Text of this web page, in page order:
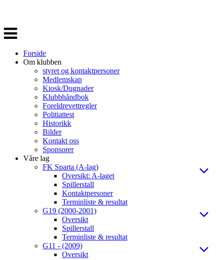
Veksle
navigasjon
Forside
Om klubben
styret og kontaktpersoner
Medlemskap
Kiosk/Dugnader
Klubbhåndbok
Foreldrevettregler
Politiattest
Historikk
Bilder
Kontakt oss
Sponsorer
Våre lag
FK Sparta (A-lag)
Oversikt: A-laget
Spillerstall
Kontaktpersoner
Terminliste & resultat
G19 (2000-2001)
Oversikt
Spillerstall
Terminliste & resultat
G11 - (2009)
Oversikt